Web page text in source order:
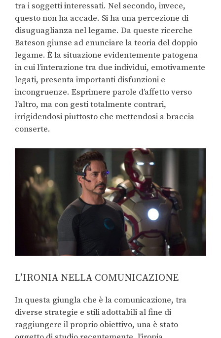
tra i soggetti interessati. Nel secondo, invece,
questo non ha accade. Si ha una percezione di
disuguaglianza nel legame. Da queste ricerche
Bateson giunse ad enunciare la teoria del doppio
legame. È la situazione evidentemente patogena
in cui l’interazione tra due individui, emotivamente
legati, presenta importanti disfunzioni e
incongruenze. Esprimere parole d’affetto verso
l’altro, ma con gesti totalmente contrari,
irrigidendosi piuttosto che mettendosi a braccia
conserte.
L’IRONIA NELLA COMUNICAZIONE
In questa giungla che è la comunicazione, tra
diverse strategie e stili adottabili al fine di
raggiungere il proprio obiettivo, una è stato